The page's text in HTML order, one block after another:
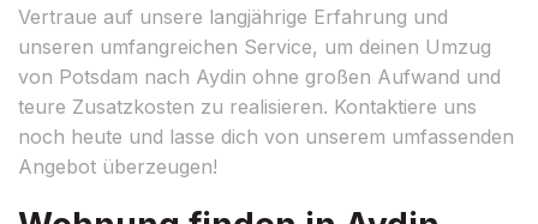
Vertraue auf unsere langjährige Erfahrung und
unseren umfangreichen Service, um deinen Umzug
von Potsdam nach Aydin ohne großen Aufwand und
teure Zusatzkosten zu realisieren. Kontaktiere uns
noch heute und lasse dich von unserem umfassenden
Angebot überzeugen!